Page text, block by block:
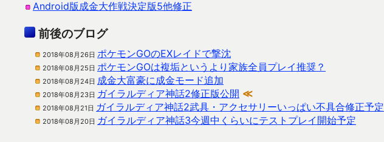
Android版成金大作戦決定版5他修正
前後のブログ
2018年08月26日 ポケモンGOのEXレイドで撃沈
2018年08月25日 ポケモンGOは複垢というより家族全員プレイ推奨？
2018年08月24日 成金大富豪に成金モード追加
2018年08月23日 ガイラルディア神話2修正版公開 ≪
2018年08月21日 ガイラルディア神話2武具・アクセサリーいっぱい不具合修正予定
2018年08月20日 ガイラルディア神話3今週中くらいにテストプレイ開始予定